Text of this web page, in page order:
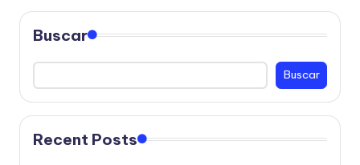
Buscar
Buscar
Recent Posts